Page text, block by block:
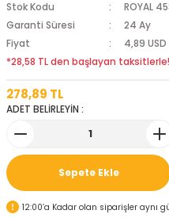
Stok Kodu
ROYAL
Garanti Süresi
24 Ay
Fiyat
4,89 USD
*28,58 TL den başlayan
278,89 TL
ADET BELİRLEYİN :
Sepete Ekle
12:00’a Kadar olan siparişler aynı